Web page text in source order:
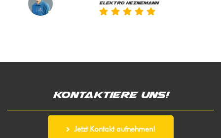
ELEKTRO HEINEMANN
Kontaktiere uns!
Jetzt Kontakt aufnehmen!